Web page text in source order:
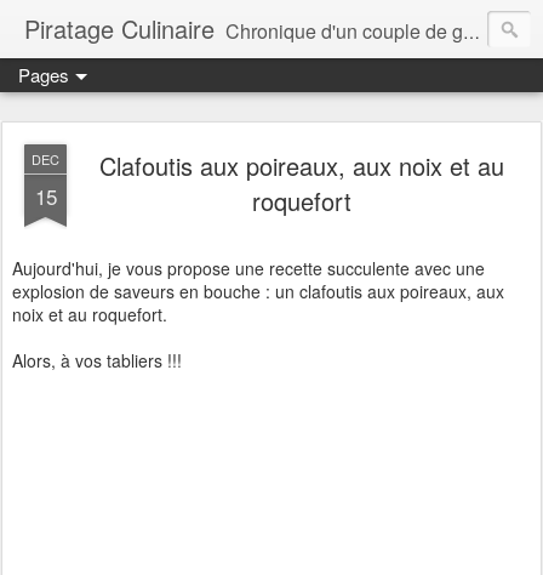
Piratage Culinaire Chronique d'un couple de gourmands
Pages
DEC
15
Clafoutis aux poireaux, aux noix et au
roquefort
Aujourd'hui, je vous propose une recette succulente avec une
explosion de saveurs en bouche : un clafoutis aux poireaux, aux
noix et au roquefort.
Alors, à vos tabliers !!!